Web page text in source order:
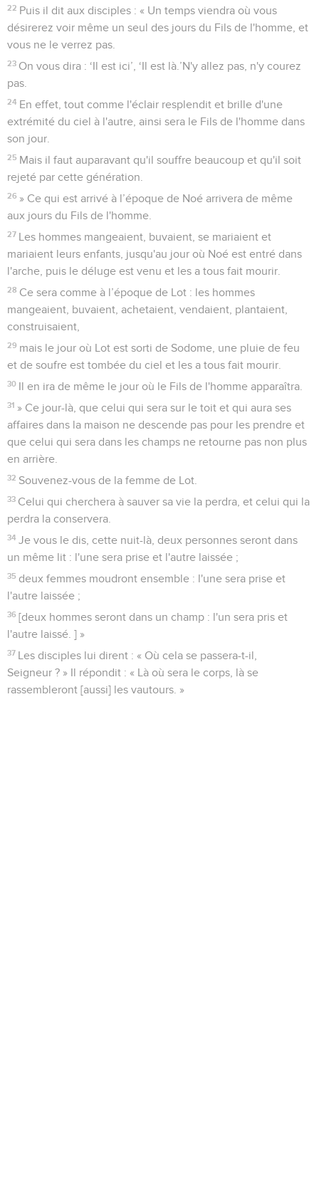
22 Puis il dit aux disciples : « Un temps viendra où vous
désirerez voir même un seul des jours du Fils de l'homme, et
vous ne le verrez pas.
23 On vous dira : ‘Il est ici’, ‘Il est là.’N'y allez pas, n'y courez
pas.
24 En effet, tout comme l'éclair resplendit et brille d'une
extrémité du ciel à l'autre, ainsi sera le Fils de l'homme dans
son jour.
25 Mais il faut auparavant qu'il souffre beaucoup et qu'il soit
rejeté par cette génération.
26 » Ce qui est arrivé à l’époque de Noé arrivera de même
aux jours du Fils de l'homme.
27 Les hommes mangeaient, buvaient, se mariaient et
mariaient leurs enfants, jusqu'au jour où Noé est entré dans
l'arche, puis le déluge est venu et les a tous fait mourir.
28 Ce sera comme à l’époque de Lot : les hommes
mangeaient, buvaient, achetaient, vendaient, plantaient,
construisaient,
29 mais le jour où Lot est sorti de Sodome, une pluie de feu
et de soufre est tombée du ciel et les a tous fait mourir.
30 Il en ira de même le jour où le Fils de l'homme apparaîtra.
31 » Ce jour-là, que celui qui sera sur le toit et qui aura ses
affaires dans la maison ne descende pas pour les prendre et
que celui qui sera dans les champs ne retourne pas non plus
en arrière.
32 Souvenez-vous de la femme de Lot.
33 Celui qui cherchera à sauver sa vie la perdra, et celui qui la
perdra la conservera.
34 Je vous le dis, cette nuit-là, deux personnes seront dans
un même lit : l'une sera prise et l'autre laissée ;
35 deux femmes moudront ensemble : l'une sera prise et
l'autre laissée ;
36 [deux hommes seront dans un champ : l'un sera pris et
l'autre laissé. ] »
37 Les disciples lui dirent : « Où cela se passera-t-il,
Seigneur ? » Il répondit : « Là où sera le corps, là se
rassembleront [aussi] les vautours. »